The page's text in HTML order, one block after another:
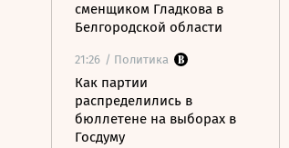
сменщиком Гладкова в
Белгородской области
21:26 / Политика
Как партии
распределились в
бюллетене на выборах в
Госдуму